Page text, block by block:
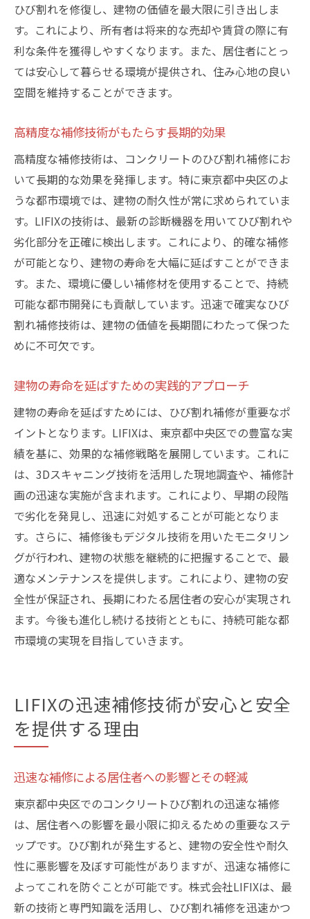
ひび割れを修復し、建物の価値を最大限に引き出しま
す。これにより、所有者は将来的な売却や賃貸の際に有
利な条件を獲得しやすくなります。また、居住者にとっ
ては安心して暮らせる環境が提供され、住み心地の良い
空間を維持することができます。
高精度な補修技術がもたらす長期的効果
高精度な補修技術は、コンクリートのひび割れ補修にお
いて長期的な効果を発揮します。特に東京都中央区のよ
うな都市環境では、建物の耐久性が常に求められていま
す。LIFIXの技術は、最新の診断機器を用いてひび割れや
劣化部分を正確に検出します。これにより、的確な補修
が可能となり、建物の寿命を大幅に延ばすことができま
す。また、環境に優しい補修材を使用することで、持続
可能な都市開発にも貢献しています。迅速で確実なひび
割れ補修技術は、建物の価値を長期間にわたって保つた
めに不可欠です。
建物の寿命を延ばすための実践的アプローチ
建物の寿命を延ばすためには、ひび割れ補修が重要なポ
イントとなります。LIFIXは、東京都中央区での豊富な実
績を基に、効果的な補修戦略を展開しています。これに
は、3Dスキャニング技術を活用した現地調査や、補修計
画の迅速な実施が含まれます。これにより、早期の段階
で劣化を発見し、迅速に対処することが可能となりま
す。さらに、補修後もデジタル技術を用いたモニタリン
グが行われ、建物の状態を継続的に把握することで、最
適なメンテナンスを提供します。これにより、建物の安
全性が保証され、長期にわたる居住者の安心が実現され
ます。今後も進化し続ける技術とともに、持続可能な都
市環境の実現を目指していきます。
LIFIXの迅速補修技術が安心と安全
を提供する理由
迅速な補修による居住者への影響とその軽減
東京都中央区でのコンクリートひび割れの迅速な補修
は、居住者への影響を最小限に抑えるための重要なステ
ップです。ひび割れが発生すると、建物の安全性や耐久
性に悪影響を及ぼす可能性がありますが、迅速な補修に
よってこれを防ぐことが可能です。株式会社LIFIXは、最
新の技術と専門知識を活用し、ひび割れ補修を迅速かつ